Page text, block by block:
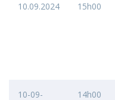
10.09.2024 15h00
10-09-
14h00